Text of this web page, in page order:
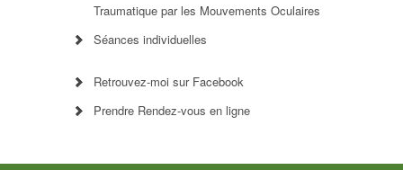
Traumatique par les Mouvements Oculaires
Séances individuelles
Retrouvez-moi sur Facebook
Prendre Rendez-vous en ligne